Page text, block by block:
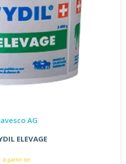
AG
ELEVAGE
à partir de